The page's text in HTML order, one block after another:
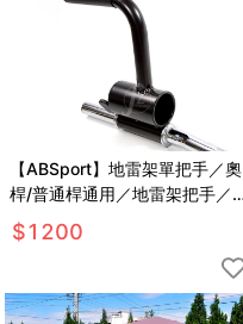
【ABSport】地雷架單把手／奧
桿/普通桿通用／地雷架把手／
Post Landmine／地雷管／核心
訓練
$1200